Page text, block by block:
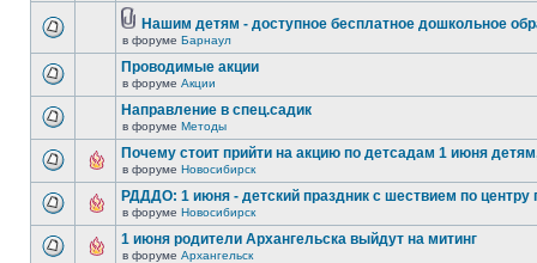
Нашим детям - доступное бесплатное дошкольное
в форуме Барнаул
Проводимые акции
в форуме Акции
Направление в спец.садик
в форуме Методы
Почему стоит прийти на акцию по детсадам 1 июня
в форуме Новосибирск
РДДДО: 1 июня - детский праздник с шествием по центру
в форуме Новосибирск
1 июня родители Архангельска выйдут на митинг
в форуме Архангельск